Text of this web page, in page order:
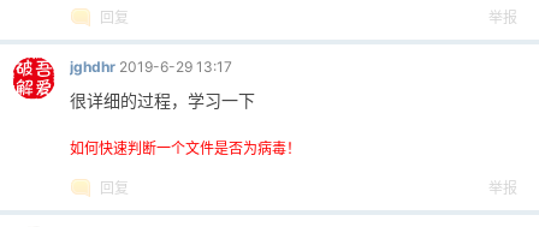
回复 举报
jghdhr 2019-6-29 13:17
很详细的过程，学习一下
如何快速判断一个文件是否为病毒！
回复 举报